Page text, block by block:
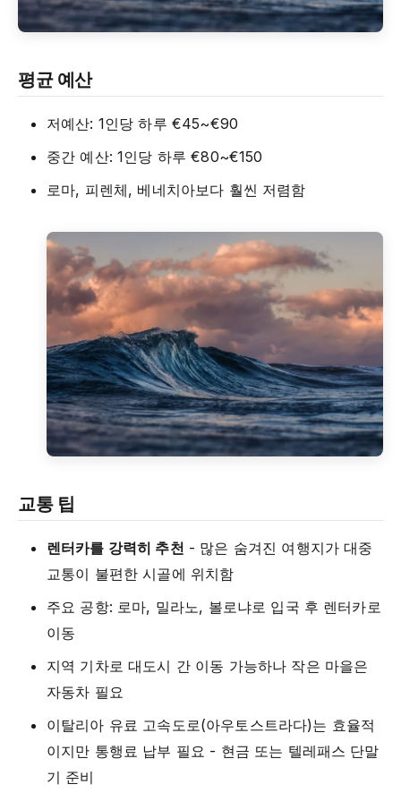
평균 예산
저예산: 1인당 하루 €45~€90
중간 예산: 1인당 하루 €80~€150
로마, 피렌체, 베네치아보다 훨씬 저렴함
교통 팁
렌터카를 강력히 추천 - 많은 숨겨진 여행지가 대중
교통이 불편한 시골에 위치함
주요 공항: 로마, 밀라노, 볼로냐로 입국 후 렌터카로
이동
지역 기차로 대도시 간 이동 가능하나 작은 마을은
자동차 필요
이탈리아 유료 고속도로(아우토스트라다)는 효율적
이지만 통행료 납부 필요 - 현금 또는 텔레패스 단말
기 준비